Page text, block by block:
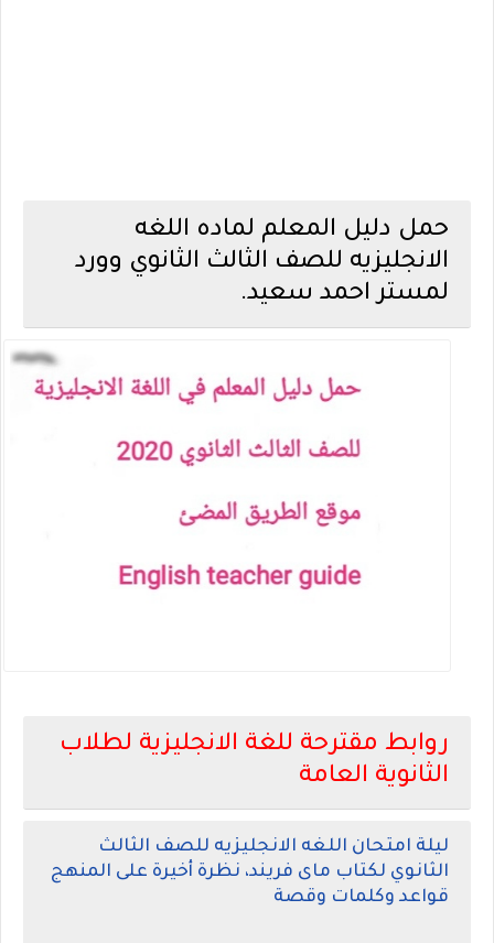
حمل دليل المعلم لماده اللغه
الانجليزيه للصف الثالث الثانوي وورد
لمستر احمد سعيد.
روابط مقترحة للغة الانجليزية لطلاب
الثانوية العامة
ليلة امتحان اللغه الانجليزيه للصف الثالث
الثانوي لكتاب ماى فريند، نظرة أخيرة على المنهج
قواعد وكلمات وقصة